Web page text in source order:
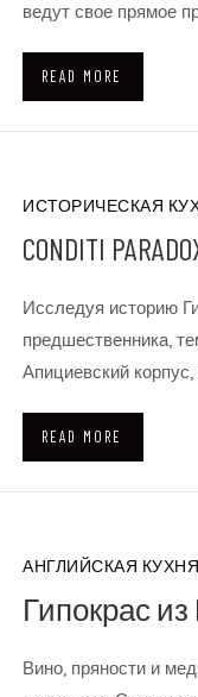
ведут свое прямое
READ MORE
ИСТОРИЧЕСКАЯ
CONDITI
Исследуя историю
предшественника,
Апициевский
READ MORE
АНГЛИЙСКАЯ КУХНЯ
Гипокрас из
Вино, пряности и